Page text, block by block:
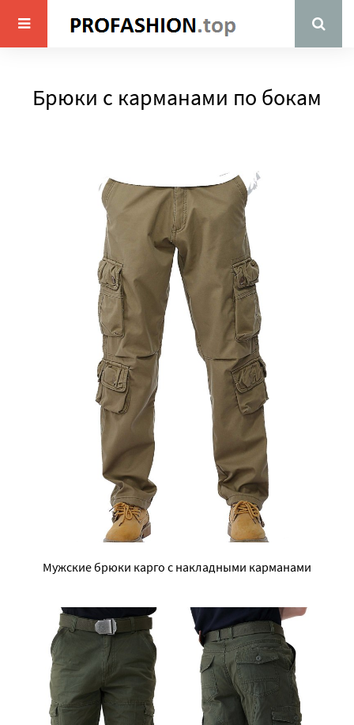
Брюки с карманами по бокам
Мужские брюки карго с накладными карманами